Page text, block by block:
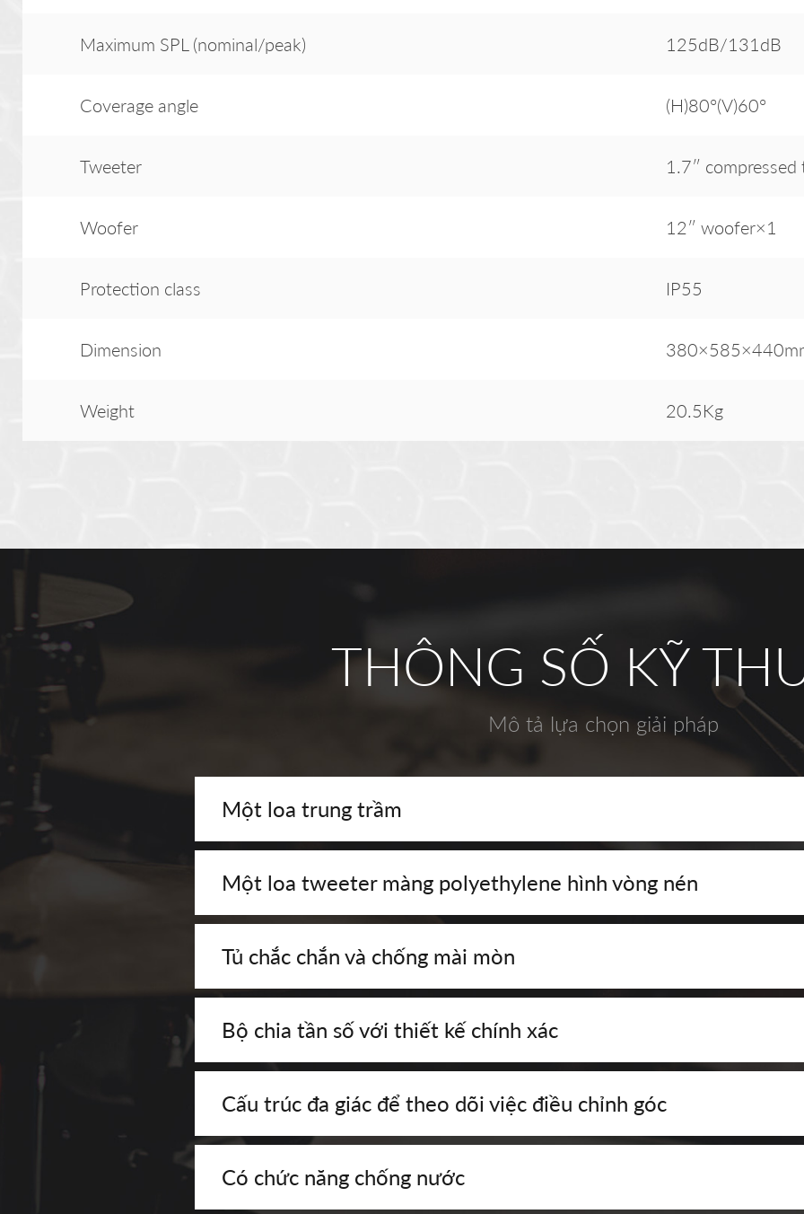
Maximum SPL (nominal/peak) 125dB/131dB
Coverage angle (H)80°(V)60°
Tweeter 1.7″ compressed
Woofer 12″ woofer×1
Protection class IP55
Dimension
Weight 20.5Kg
THÔNG SỐ KỸ
Mô tả lựa chọn giải pháp
Một loa trung trầm
Một loa tweeter màng polyethylene hình vòng nén
Tủ chắc chắn và chống mài mòn
Bộ chia tần số với thiết kế chính xác
Cấu trúc đa giác để theo dõi việc điều chỉnh góc
Có chức năng chống nước